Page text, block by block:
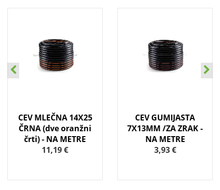
CEV MLEČNA 14X25
ČRNA (dve oranžni
črti) - NA METRE
11,19 €
CEV GUMIJASTA
7X13MM /ZA ZRAK -
NA METRE
3,93 €